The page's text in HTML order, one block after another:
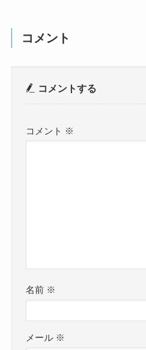
コメント
コメントする
コメント ※
名前 ※
メール ※